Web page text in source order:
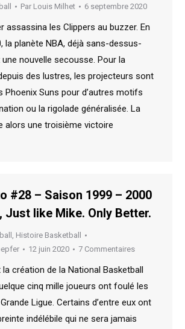
Par Louis Milhet 6 septembre 2020
assassina les Clippers au buzzer. En
la planète NBA, déjà sans-dessus-
nouvelle secousse. Pour la
des lustres, les projecteurs sont
Phoenix Suns pour d’autres motifs
ou la rigolade généralisée. La
alors une troisième victoire
#28 – Saison 1999 – 2000
Just like Mike. Only Better.
, Histoire Basketball
12 juin 2020 7 Commentaires
la création de la National Basketball
cinq mille joueurs ont foulé les
Ligue. Certains d’entre eux ont
indélébile qui ne sera jamais